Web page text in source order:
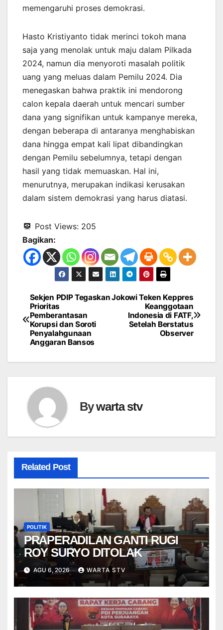
memengaruhi proses demokrasi.
Hasto Kristiyanto tidak merinci tokoh mana
saja yang menolak untuk maju dalam Pilkada
2024, namun dia menyoroti masalah politik
uang yang meluas dalam Pemilu 2024. Dia
menegaskan bahwa praktik ini mendorong
calon kepala daerah untuk mencari sumber
dana yang signifikan untuk kampanye mereka,
dengan beberapa di antaranya menghabiskan
dana hingga empat kali lipat dibandingkan
dengan Pemilu sebelumnya, tetapi dengan
hasil yang tidak memuaskan. Hal ini,
menurutnya, merupakan indikasi kerusakan
dalam sistem demokrasi yang harus diatasi.
Post Views: 205
Bagikan:
Navigasi
pos
Jokowi Teken Keppres
Keanggotaan
Indonesia di FATF,
Setelah Berstatus
Observer
Sekjen PDIP Tegaskan
Prioritas
Pemberantasan
Korupsi dan Soroti
Penyalahgunaan
Anggaran Bansos
Bywarta stv
Related Post
POLITIK
PRAPERADILAN GANTI RUGI
ROY SURYO DITOLAK
AGU 6, 2026 WARTA STV